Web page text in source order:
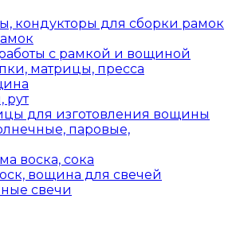
кондукторы для сборки рамок
с рамкой и вощиной
матрицы, пресса
рут
для изготовления вощины
паровые,
воска, сока
вощина для свечей
свечи